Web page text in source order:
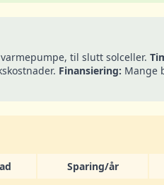
til slutt solceller.
Finansiering: Mange
Sparing/år